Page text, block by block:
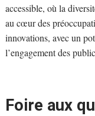
accessible, où la
au cœur des
innovations, avec un
l’engagement des
Foire aux